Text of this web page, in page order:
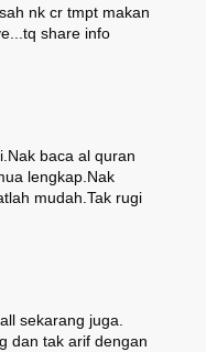
nk cr tmpt makan
share info
baca al quran
lengkap.Nak
mudah.Tak rugi
sekarang juga.
dan tak arif dengan